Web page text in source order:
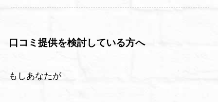
口コミ提供を検討している方へ
もしあなたが